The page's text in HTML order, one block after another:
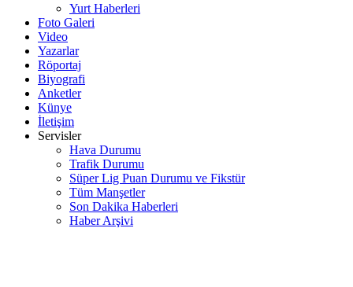
Yurt Haberleri
Foto Galeri
Video
Yazarlar
Röportaj
Biyografi
Anketler
Künye
İletişim
Servisler
Hava Durumu
Trafik Durumu
Süper Lig Puan Durumu ve Fikstür
Tüm Manşetler
Son Dakika Haberleri
Haber Arşivi